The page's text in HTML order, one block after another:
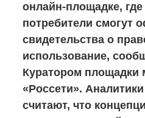
онлайн-площадке,
потребители смогут
свидетельства о
использование,
Куратором площадки
«Россети».
считают, что